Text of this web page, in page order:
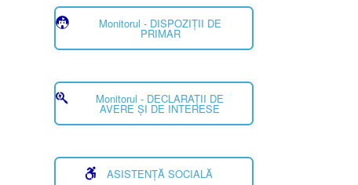
Monitorul - DISPOZIȚII DE
PRIMAR
Monitorul - DECLARAȚII DE
AVERE ȘI DE INTERESE
ASISTENȚĂ SOCIALĂ